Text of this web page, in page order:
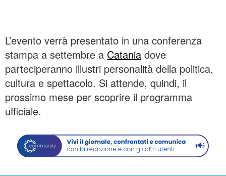
L’evento verrà presentato in una conferenza
stampa a settembre a Catania dove
parteciperanno illustri personalità della politica,
cultura e spettacolo. Si attende, quindi, il
prossimo mese per scoprire il programma
ufficiale.